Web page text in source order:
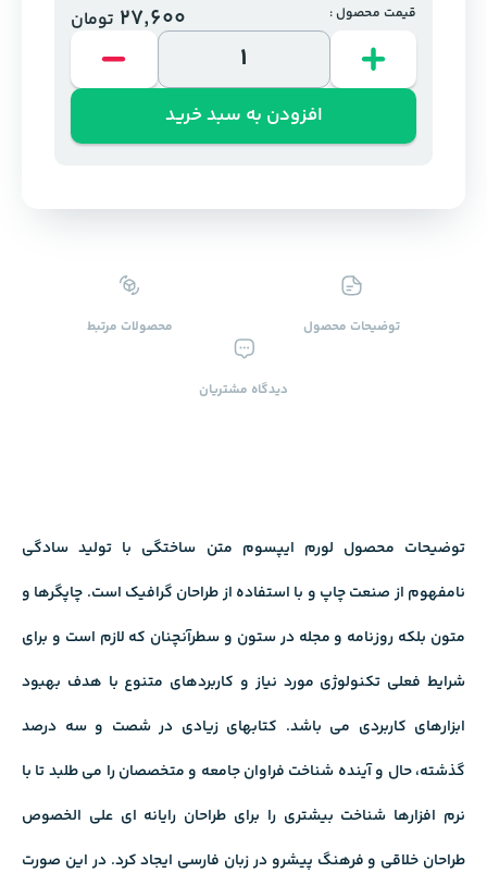
قیمت محصول : 27,600 تومان
افزودن به سبد خرید
توضیحات محصول محصولات ‌مرتبط
دیدگاه ‌مشتریان
توضیحات محصول لورم ایپسوم متن ساختگی با تولید سادگی
نامفهوم از صنعت چاپ و با استفاده از طراحان گرافیک است. چاپگرها و
متون بلکه روزنامه و مجله در ستون و سطرآنچنان که لازم است و برای
شرایط فعلی تکنولوژی مورد نیاز و کاربردهای متنوع با هدف بهبود
ابزارهای کاربردی می باشد. کتابهای زیادی در شصت و سه درصد
گذشته، حال و آینده شناخت فراوان جامعه و متخصصان را می طلبد تا با
نرم افزارها شناخت بیشتری را برای طراحان رایانه ای علی الخصوص
طراحان خلاقی و فرهنگ پیشرو در زبان فارسی ایجاد کرد. در این صورت